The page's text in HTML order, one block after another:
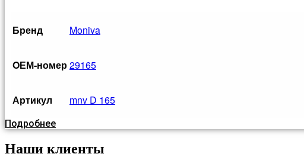
Бренд Moniva
OЕМ-номер29165
Артикул mnv D 165
Подробнее
Наши клиенты